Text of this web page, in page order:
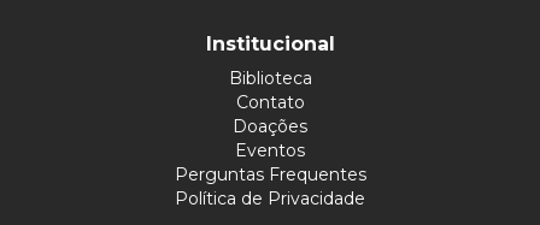
Institucional
Biblioteca
Contato
Doações
Eventos
Perguntas Frequentes
Política de Privacidade